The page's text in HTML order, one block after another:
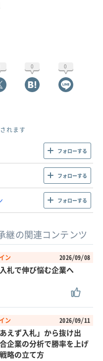
0 0
れます
フォローする
フォローする
フォローする
継の関連コンテンツ
ン 2026/09/08
札で伸び悩む企業へ
ン 2026/09/11
あえず入札」から抜け出
企業の分析で勝率を上げ
略の立て方